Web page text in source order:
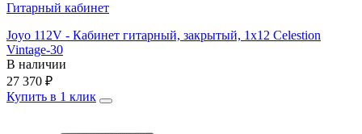
Гитарный кабинет
Joyo 112V - Кабинет гитарный, закрытый, 1х12 Celestion
Vintage-30
В наличии
27 370 ₽
Купить в 1 клик